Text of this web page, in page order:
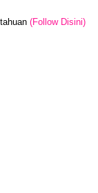
(Follow Disini)